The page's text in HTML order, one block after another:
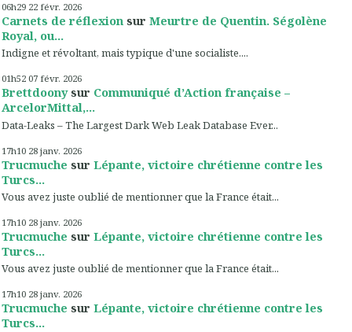
06h29 22 févr. 2026
Carnets de réflexion sur Meurtre de Quentin. Ségolène
Royal, ou...
Indigne et révoltant, mais typique d'une socialiste....
01h52 07 févr. 2026
Brettdoonysur Communiqué d’Action française –
ArcelorMittal,...
Data-Leaks – The Largest Dark Web Leak Database Ever...
17h10 28 janv. 2026
Trucmuche sur Lépante, victoire chrétienne contre les
Turcs...
Vous avez juste oublié de mentionner que la France était...
17h10 28 janv. 2026
Trucmuche sur Lépante, victoire chrétienne contre les
Turcs...
Vous avez juste oublié de mentionner que la France était...
17h10 28 janv. 2026
Trucmuche sur Lépante, victoire chrétienne contre les
Turcs...